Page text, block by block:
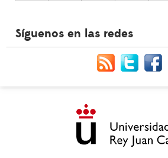
Síguenos en las redes